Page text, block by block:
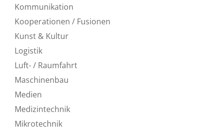
Kommunikation
Kooperationen / Fusionen
Kunst & Kultur
Logistik
Luft- / Raumfahrt
Maschinenbau
Medien
Medizintechnik
Mikrotechnik